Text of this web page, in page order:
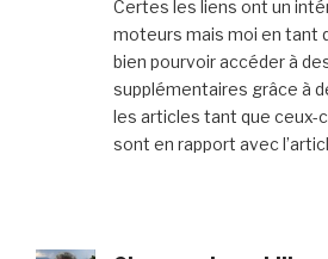
Certes les liens ont un
moteurs mais moi en tant
bien pourvoir accéder à
supplémentaires grâce à
les articles tant que ceux-
sont en rapport avec